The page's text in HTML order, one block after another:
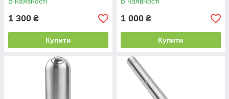
1 300 ₴
Купити
1 000 ₴
Купити